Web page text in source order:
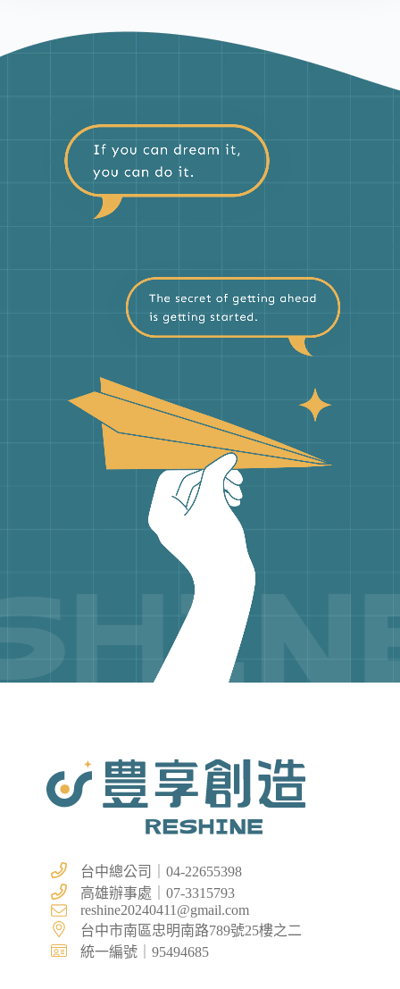
台中總公司｜04-22655398
高雄辦事處｜07-3315793
reshine20240411@gmail.com
台中市南區忠明南路789號25樓之二
統一編號｜95494685